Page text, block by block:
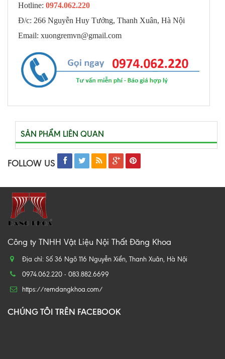
Hotline: 0974.062.220
Đ/c: 266 Nguyễn Huy Tưởng, Thanh Xuân, Hà Nội
Email: xuongremvn@gmail.com
SẢN PHẨM LIÊN QUAN
FOLLOW US
Công ty TNHH Vật Liệu Nội Thất Đăng Khoa
Địa chỉ: Số 36 Ngõ 116 Nguyễn Xiển, Thanh Xuân, Hà Nội
0974.062.220 - 083.882.6699
https://remdangkhoa.com/
CHÚNG TÔI TRÊN FACEBOOK